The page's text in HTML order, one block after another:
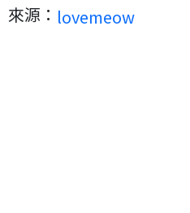
來源： lovemeow